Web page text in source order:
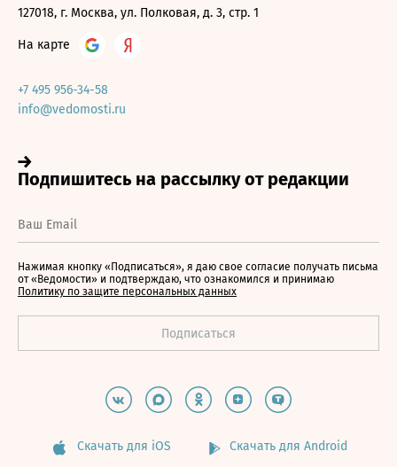
127018, г. Москва, ул. Полковая, д. 3, стр. 1
На карте
+7 495 956-34-58
info@vedomosti.ru
Нажимая кнопку «Подписаться», я даю свое согласие получать письма
от «Ведомости» и подтверждаю, что ознакомился и принимаю
Политику по защите персональных данных
Скачать для iOS Скачать для Android